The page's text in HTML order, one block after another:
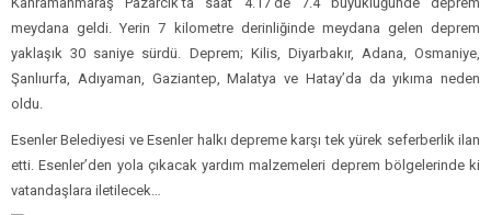
Müzik & Magazin
meydana geldi. Yerin 7 kilometre derinliğinde meydana gelen deprem
yaklaşık 30 saniye sürdü. Deprem; Kilis, Diyarbakır, Adana, Osmaniye,
Şanlıurfa, Adıyaman, Gaziantep, Malatya ve Hatay’da da yıkıma neden
oldu.
Esenler Belediyesi ve Esenler halkı depreme karşı tek yürek seferberlik ilan
etti. Esenler’den yola çıkacak yardım malzemeleri deprem bölgelerinde ki
vatandaşlara iletilecek…